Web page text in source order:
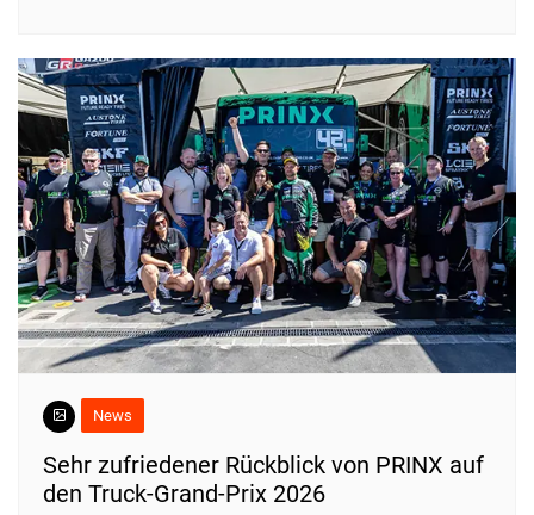
News
Sehr zufriedener Rückblick von PRINX auf
den Truck-Grand-Prix 2026